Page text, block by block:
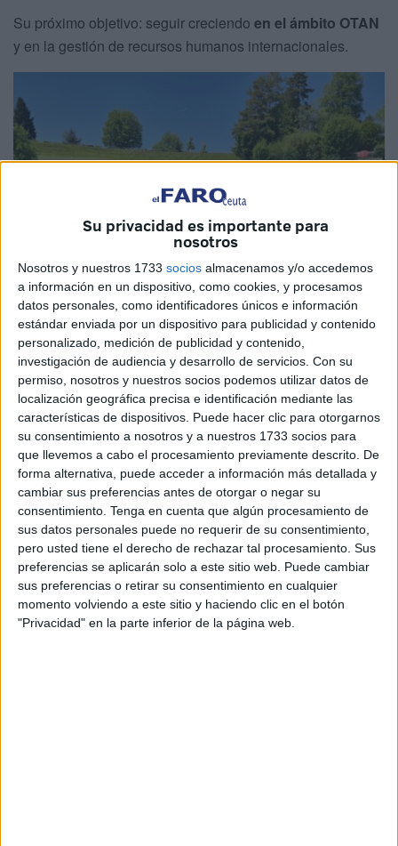
Su privacidad es importante para
nosotros
Nosotros y nuestros 1733 socios almacenamos y/o accedemos
a información en un dispositivo, como cookies, y procesamos
datos personales, como identificadores únicos e información
estándar enviada por un dispositivo para publicidad y contenido
personalizado, medición de publicidad y contenido,
investigación de audiencia y desarrollo de servicios. Con su
permiso, nosotros y nuestros socios podemos utilizar datos de
localización geográfica precisa e identificación mediante las
características de dispositivos. Puede hacer clic para otorgarnos
su consentimiento a nosotros y a nuestros 1733 socios para
que llevemos a cabo el procesamiento previamente descrito. De
forma alternativa, puede acceder a información más detallada y
cambiar sus preferencias antes de otorgar o negar su
consentimiento. Tenga en cuenta que algún procesamiento de
sus datos personales puede no requerir de su consentimiento,
pero usted tiene el derecho de rechazar tal procesamiento. Sus
preferencias se aplicarán solo a este sitio web. Puede cambiar
sus preferencias o retirar su consentimiento en cualquier
momento volviendo a este sitio y haciendo clic en el botón
"Privacidad" en la parte inferior de la página web.
Su próximo objetivo: seguir creciendo en el ámbito OTAN
y en la gestión de recursos humanos internacionales.
¿Cuál ha sido su trayectoria en la Armada y cómo
consiguió llegar hasta donde está ahora?